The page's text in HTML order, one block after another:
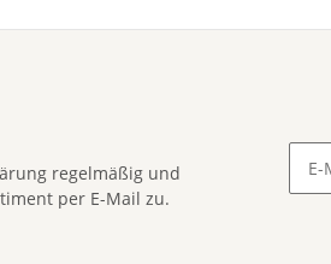
regelmäßig und
per E-Mail zu.